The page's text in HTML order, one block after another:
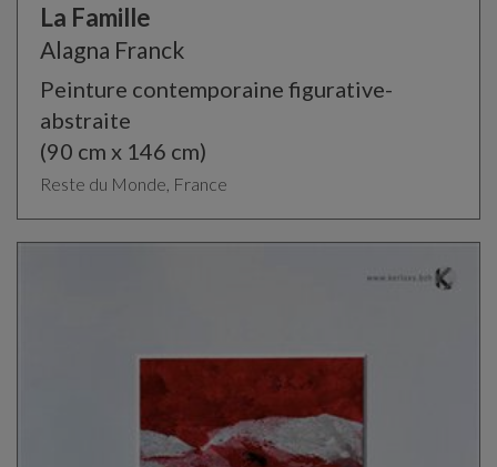
La Famille
Alagna Franck
Peinture contemporaine figurative-
abstraite
(90 cm x 146 cm)
Reste du Monde, France